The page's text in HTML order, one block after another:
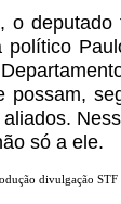
o
político
possam,
só a ele.
divulgação STF